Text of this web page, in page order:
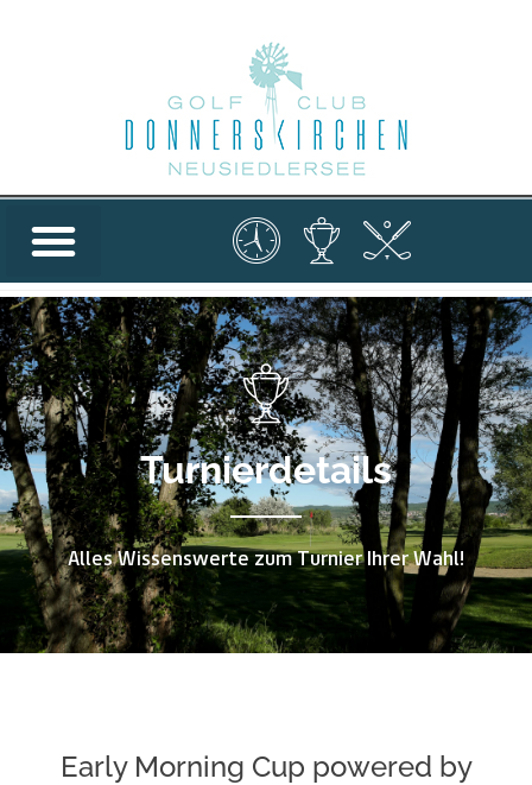
Turnierdetails
Alles Wissenswerte zum Turnier Ihrer Wahl!
Early Morning Cup powered by